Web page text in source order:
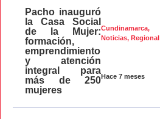
Cundinamarca,
Noticias,Regional
Hace 7 meses
Pacho inauguró
la Casa Social
de la Mujer:
formación,
emprendimiento
y atención
integral para
más de 250
mujeres